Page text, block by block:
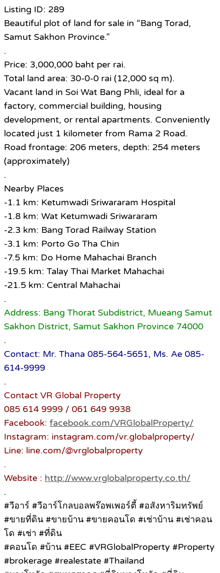
Listing ID: 289
Beautiful plot of land for sale in “Bang Torad,
Samut Sakhon Province.”
.
Price: 3,000,000 baht per rai.
Total land area: 30-0-0 rai (12,000 sq m).
Vacant land in Soi Wat Bang Phli, ideal for a
factory, commercial building, housing
development, or rental apartments. Conveniently
located just 1 kilometer from Rama 2 Road.
Road frontage: 206 meters, depth: 254 meters
(approximately)
.
Nearby Places
-1.1 km: Ketumwadi Sriwararam Hospital
-1.8 km: Wat Ketumwadi Sriwararam
-2.3 km: Bang Torad Railway Station
-3.1 km: Porto Go Tha Chin
-7.5 km: Do Home Mahachai Branch
-19.5 km: Talay Thai Market Mahachai
-21.5 km: Central Mahachai
.
Address: Bang Thorat Subdistrict, Mueang Samut
Sakhon District, Samut Sakhon Province 74000
.
Contact: Mr. Thana 085-564-5651, Ms. Ae 085-
614-9999
.
Contact VR Global Property
085 614 9999 / 061 649 9938
Facebook: facebook.com/VRGlobalProperty/
Instagram: instagram.com/vr.globalproperty/
Line: line.com/@vrglobalproperty
.
Website : http://www.vrglobalproperty.co.th/
.
#วีอาร์ #วีอาร์โกลบอลพร๊อพเพอร์ตี้ #อสังหาริมทรัพย์
#ขายที่ดิน #ขายบ้าน #ขายคอนโด #เช่าบ้าน #เช่าคอน
โด #เช่า #ที่ดิน
#คอนโด #บ้าน #EEC #VRGlobalProperty #Property
#brokerage #realestate #Thailand